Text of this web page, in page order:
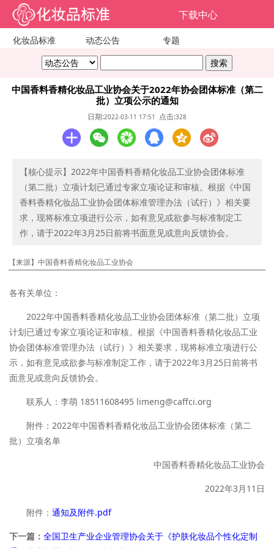
下载中心
化妆品标准 动态公告 专题
中国香料香精化妆品工业协会关于2022年协会团体标准（第二
批）立项公示的通知
日期:2022-03-11 17:51 点击:328
【核心提示】2022年中国香料香精化妆品工业协会团体标准
（第二批）立项计划已通过专家立项论证和审核。根据《中国
香料香精化妆品工业协会团体标准管理办法（试行）》相关要
求，现将标准立项进行公示，如有意见或欲参与标准制定工
作，请于2022年3月25日前将书面意见或意向反馈协会。
【来源】中国香料香精化妆品工业协会
各有关单位：
2022年中国香料香精化妆品工业协会团体标准（第二批）立项
计划已通过专家立项论证和审核。根据《中国香料香精化妆品工业
协会团体标准管理办法（试行）》相关要求，现将标准立项进行公
示，如有意见或欲参与标准制定工作，请于2022年3月25日前将书
面意见或意向反馈协会。
联系人：李萌 18511608495 limeng@caffci.org
附件：2022年中国香料香精化妆品工业协会团体标准（第二
批）立项名单
中国香料香精化妆品工业协会
2022年3月11日
附件： 通知及附件.pdf
下一篇： 全国卫生产业企业管理协会关于《护肤化妆品个性化定制